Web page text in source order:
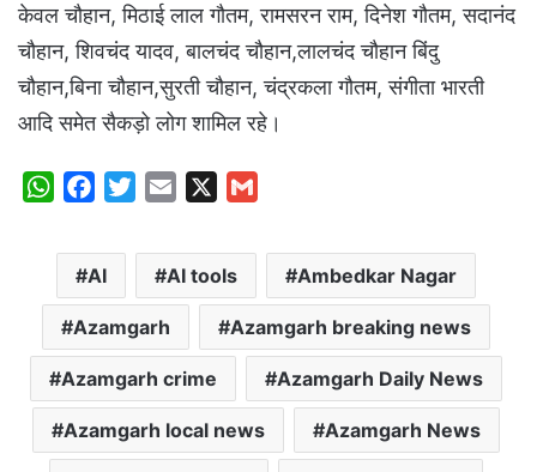
केवल चौहान, मिठाई लाल गौतम, रामसरन राम, दिनेश गौतम, सदानंद
चौहान, शिवचंद यादव, बालचंद चौहान,लालचंद चौहान बिंदु
चौहान,बिना चौहान,सुरती चौहान, चंद्रकला गौतम, संगीता भारती
आदि समेत सैकड़ो लोग शामिल रहे।
W
a
s
A
p
p
c
e
b
o
o
k
i
t
e
r
a
i
l
a
l
AI AI tools Ambedkar Nagar
Azamgarh Azamgarh breaking news
Azamgarh crime Azamgarh Daily News
Azamgarh local news Azamgarh News